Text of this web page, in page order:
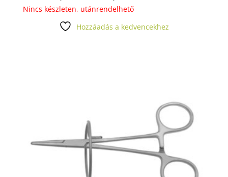
Nincs készleten, utánrendelhető
Hozzáadás a kedvencekhez